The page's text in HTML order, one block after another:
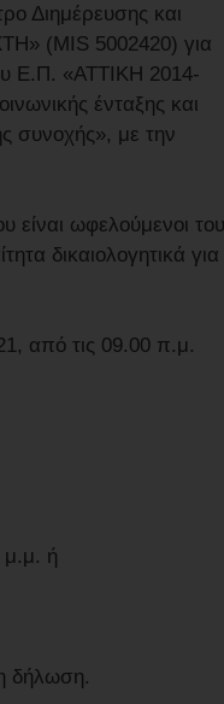
Διημέρευσης και
(ΜΙS 5002420) για
Ε.Π. «ΑΤΤΙΚΗ 2014-
ένταξης και
συνοχής», με την
είναι ωφελούμενοι του
δικαιολογητικά για
από τις 09.00 π.μ.
μ.μ. ή
δήλωση.